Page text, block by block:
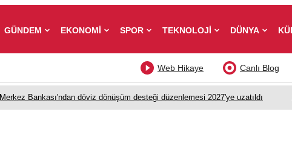
GÜNDEM EKONOMİ SPOR TEKNOLOJİ DÜNYA
Canlı Blog
Web Hikaye
Merkez Bankası'ndan döviz dönüşüm desteği düzenlemesi 2027'ye uzatıldı